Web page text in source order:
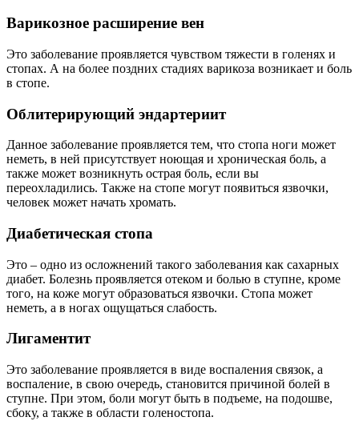
Варикозное расширение вен
Это заболевание проявляется чувством тяжести в голенях и
стопах. А на более поздних стадиях варикоза возникает и боль
в стопе.
Облитерирующий эндартериит
Данное заболевание проявляется тем, что стопа ноги может
неметь, в ней присутствует ноющая и хроническая боль, а
также может возникнуть острая боль, если вы
переохладились. Также на стопе могут появиться язвочки,
человек может начать хромать.
Диабетическая стопа
Это – одно из осложнений такого заболевания как сахарных
диабет. Болезнь проявляется отеком и болью в ступне, кроме
того, на коже могут образоваться язвочки. Стопа может
неметь, а в ногах ощущаться слабость.
Лигаментит
Это заболевание проявляется в виде воспаления связок, а
воспаление, в свою очередь, становится причиной болей в
ступне. При этом, боли могут быть в подъеме, на подошве,
сбоку, а также в области голеностопа.